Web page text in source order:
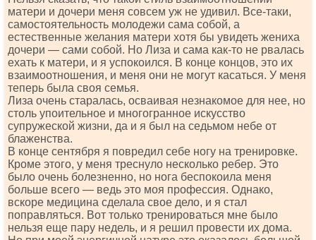
матери и дочери меня совсем уж не удивил. Все-таки,
самостоятельность молодежи сама собой, а
естественные желания матери хотя бы увидеть жениха
дочери — сами собой. Но Лиза и сама как-то не рвалась
ехать к матери, и я успокоился. В конце концов, это их
взаимоотношения, и меня они не могут касаться. У меня
теперь была своя семья.
Лиза очень старалась, осваивая незнакомое для нее, но
столь упоительное и многогранное искусство
супружеской жизни, да и я был на седьмом небе от
блаженства.
В конце сентября я повредил себе ногу на тренировке.
Кроме этого, у меня треснуло несколько ребер. Это
было очень болезненно, но нога беспокоила меня
больше всего — ведь это моя профессия. Однако,
вскоре медицина сделала свое дело, и я стал
поправляться. Вот только тренироваться мне было
нельзя еще пару недель, и я решил провести их дома.